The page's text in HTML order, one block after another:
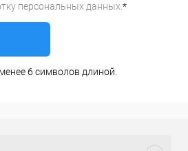
персональных данных. *
6 символов длиной.